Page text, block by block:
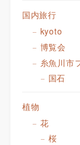
国内旅行
kyoto
博覧会
糸魚川市
国石
植物
花
桜